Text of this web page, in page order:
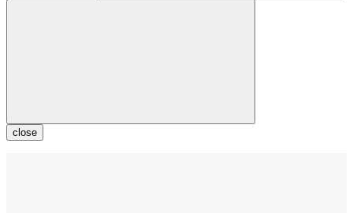
close